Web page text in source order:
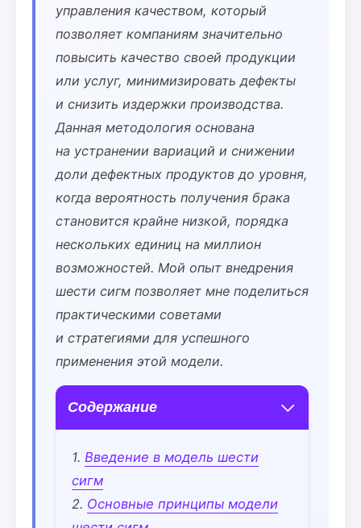
управления качеством, который
позволяет компаниям значительно
повысить качество своей продукции
или услуг, минимизировать дефекты
и снизить издержки производства.
Данная методология основана
на устранении вариаций и снижении
доли дефектных продуктов до уровня,
когда вероятность получения брака
становится крайне низкой, порядка
нескольких единиц на миллион
возможностей. Мой опыт внедрения
шести сигм позволяет мне поделиться
практическими советами
и стратегиями для успешного
применения этой модели.
Содержание
Введение в модель шести
сигм
Основные принципы модели